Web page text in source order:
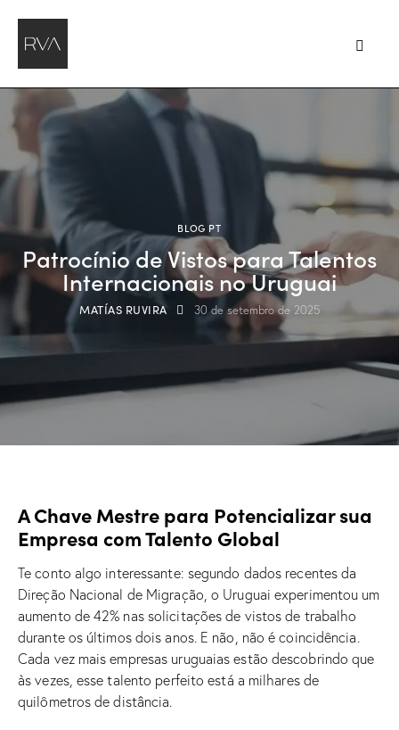
BLOG PT
Patrocínio de Vistos para Talentos
Internacionais no Uruguai
MATÍAS RUVIRA 30 de setembro de 2025
A Chave Mestre para Potencializar sua
Empresa com Talento Global
Te conto algo interessante: segundo dados recentes da
Direção Nacional de Migração, o Uruguai experimentou um
aumento de 42% nas solicitações de vistos de trabalho
durante os últimos dois anos. E não, não é coincidência.
Cada vez mais empresas uruguaias estão descobrindo que
às vezes, esse talento perfeito está a milhares de
quilômetros de distância.